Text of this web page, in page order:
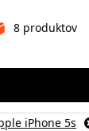
8 produktov
iPhone 5s